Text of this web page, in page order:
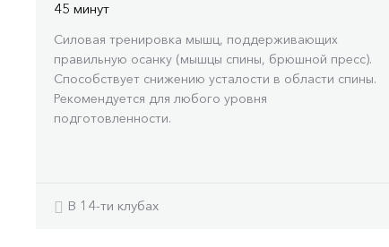
45 минут
Силовая тренировка мышц, поддерживающих
правильную осанку (мышцы спины, брюшной пресс).
Способствует снижению усталости в области спины.
Рекомендуется для любого уровня
подготовленности.
В 14-ти клубах